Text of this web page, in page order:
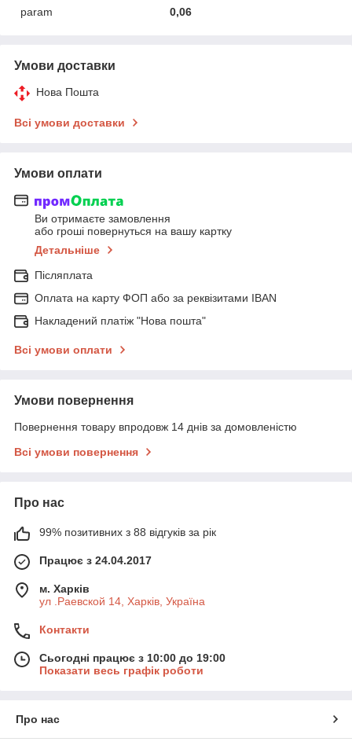
param
0,06
Умови доставки
Нова Пошта
Всі умови доставки
Умови оплати
Ви отримаєте замовлення
або гроші повернуться на вашу картку
Детальніше
Післяплата
Оплата на карту ФОП або за реквізитами IBAN
Накладений платіж "Нова пошта"
Всі умови оплати
Умови повернення
Повернення товару впродовж 14 днів за домовленістю
Всі умови повернення
Про нас
99% позитивних з 88 відгуків за рік
Працює з 24.04.2017
м. Харків
ул .Раевской 14, Харків, Україна
Контакти
Сьогодні працює з 10:00 до 19:00
Показати весь графік роботи
Про нас